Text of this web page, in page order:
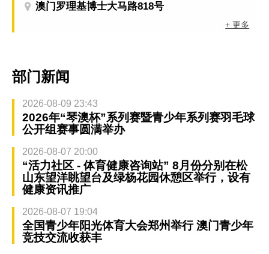
澳门罗理基博士大马路818号
+ 更多
部门新闻
2026-08-09 23:43
2026年“琴澳杯”系列赛暨青少年系列赛羽毛球
公开组赛事圆满举办
2026-08-07 20:00
“活力社区 - 体育健康咨询站” 8月份分别在松
山东望洋眺望台及绿杨花园休憩区举行，设有
健康资讯推广
2026-08-07 19:04
全国青少年阳光体育大会郑州举行 澳门青少年
竞技交流收获丰